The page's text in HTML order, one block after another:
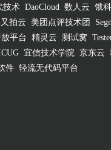
技术 DaoCloud 数人云 饿
又拍云 美团点评技术团
平台 精灵云 测试窝
宜信技术学院 京东云
件 轻流无代码平台